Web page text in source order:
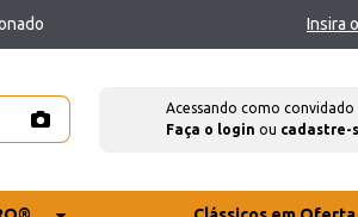
Insira
Acessando como convidado
Faça o login ou cadastre-